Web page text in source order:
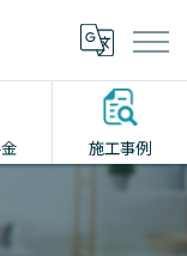
施工事例